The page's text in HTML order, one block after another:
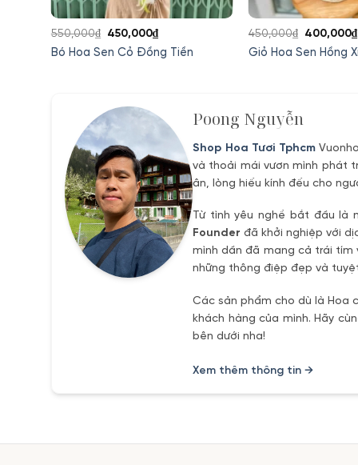
Bó Hoa Sen Cỏ Đồng Tiền
550,000₫
Giá
gốc
450,000₫Giá
hiện
Giỏ Hoa Sen Hồng
450,000₫
Giá
gốc
400,000₫
Poong Nguyễn
Shop Hoa Tươi Tphcm
và thoải mái vươn mình phát
ân, lòng hiếu kính đếu cho
Từ tình yêu nghề bắt đầu là
Founder đã khởi nghiệp với
mình dần đã mang cả trái tím
những thông điệp đẹp và
Các sản phẩm cho dù là Hoa
khách hàng của mình. Hãy
bên dưới nha!
Xem thêm thông tin →